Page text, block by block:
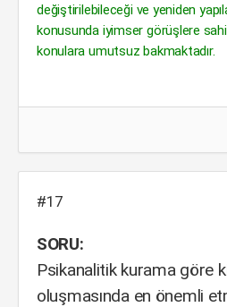
değiştirilebileceği ve yeniden
konusunda iyimser görüşlere
konulara umutsuz bakmaktadır.
#17
SORU:
Psikanalitik kurama göre
oluşmasında en önemli